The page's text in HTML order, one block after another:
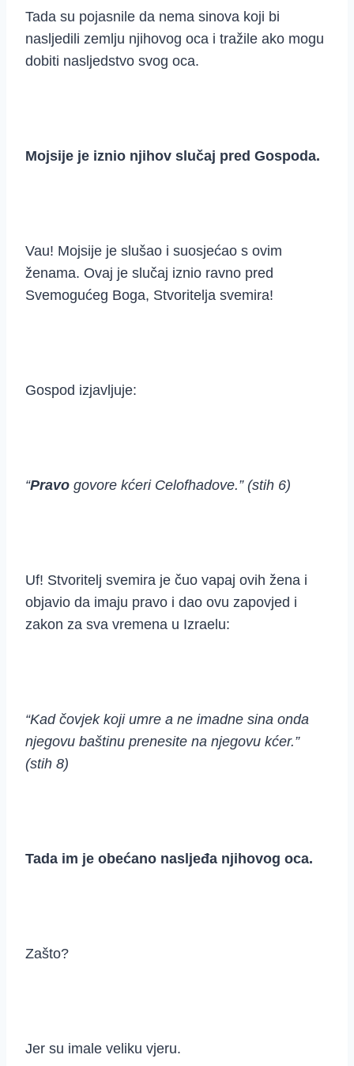
Tada su pojasnile da nema sinova koji bi
nasljedili zemlju njihovog oca i tražile ako mogu
dobiti nasljedstvo svog oca.
Mojsije je iznio njihov slučaj pred Gospoda.
Vau! Mojsije je slušao i suosjećao s ovim
ženama. Ovaj je slučaj iznio ravno pred
Svemogućeg Boga, Stvoritelja svemira!
Gospod izjavljuje:
“Pravo govore kćeri Celofhadove.” (stih 6)
Uf! Stvoritelj svemira je čuo vapaj ovih žena i
objavio da imaju pravo i dao ovu zapovjed i
zakon za sva vremena u Izraelu:
“Kad čovjek koji umre a ne imadne sina onda
njegovu baštinu prenesite na njegovu kćer.”
(stih 8)
Tada im je obećano nasljeđa njihovog oca.
Zašto?
Jer su imale veliku vjeru.